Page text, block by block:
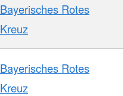
Bayerisches Rotes
Kreuz
Bayerisches Rotes
Kreuz